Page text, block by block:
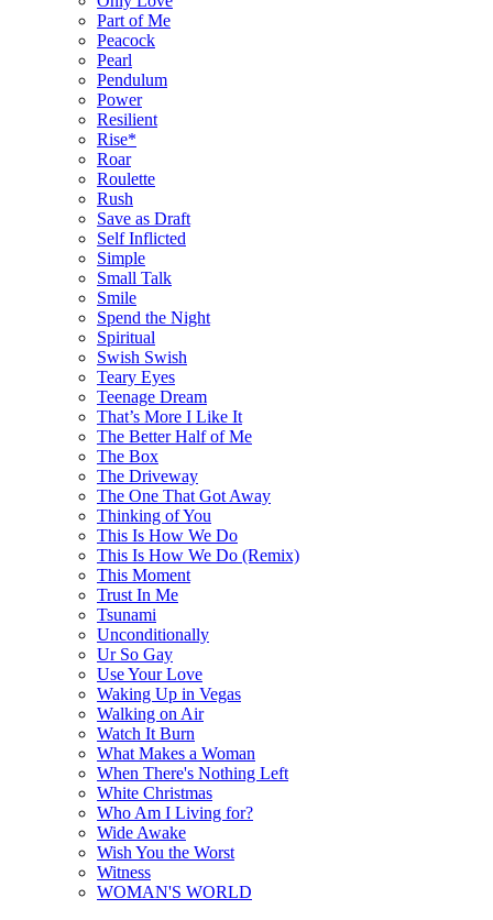
Part of Me
Peacock
Pearl
Pendulum
Power
Resilient
Rise*
Roar
Roulette
Rush
Save as Draft
Self Inflicted
Simple
Small Talk
Smile
Spend the Night
Spiritual
Swish Swish
Teary Eyes
Teenage Dream
That’s More I Like It
The Better Half of Me
The Box
The Driveway
The One That Got Away
Thinking of You
This Is How We Do
This Is How We Do (Remix)
This Moment
Trust In Me
Tsunami
Unconditionally
Ur So Gay
Use Your Love
Waking Up in Vegas
Walking on Air
Watch It Burn
What Makes a Woman
When There's Nothing Left
White Christmas
Who Am I Living for?
Wide Awake
Wish You the Worst
Witness
WOMAN'S WORLD